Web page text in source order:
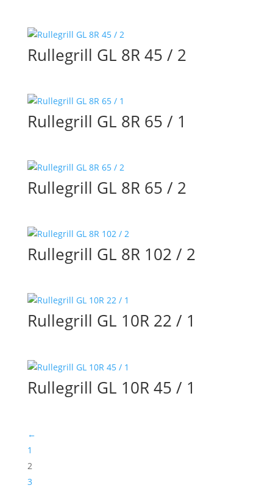
Rullegrill GL 8R 45 / 2
Rullegrill GL 8R 65 / 1
Rullegrill GL 8R 65 / 2
Rullegrill GL 8R 102 / 2
Rullegrill GL 10R 22 / 1
Rullegrill GL 10R 45 / 1
←
1
2
3